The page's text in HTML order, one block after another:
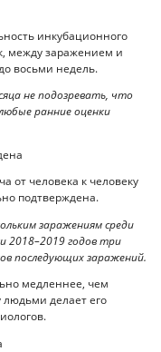
инкубационного
между заражением и
восьми недель.
не подозревать, что
ранние оценки
от человека к человеку
подтверждена.
заражениям среди
2018–2019 годов три
последующих заражений.
медленнее, чем
делает его